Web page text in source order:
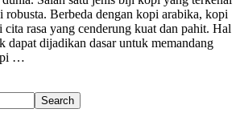
robusta. Berbeda dengan kopi arabika, kopi
rasa yang cenderung kuat dan pahit. Hal
dapat dijadikan dasar untuk memandang
…
Search